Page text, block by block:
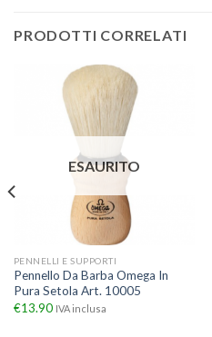
PRODOTTI CORRELATI
ESAURITO
PENNELLI E SUPPORTI
Pennello Da Barba Omega In
Pura Setola Art. 10005
€13.90 IVA inclusa